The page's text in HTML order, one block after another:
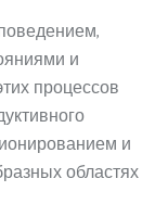
и
процессов
и
областях